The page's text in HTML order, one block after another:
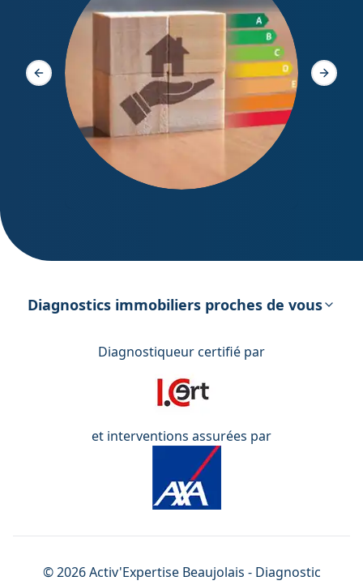
énergétique
Slide précédente Slide
Diagnostics immobiliers proches de vous
Diagnostiqueur certifié par
et interventions assurées par
©2026Activ'Expertise Beaujolais - Diagnostic